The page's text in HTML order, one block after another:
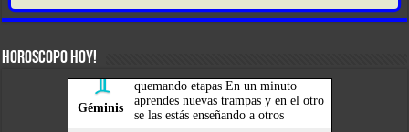
HOROSCOPO HOY!